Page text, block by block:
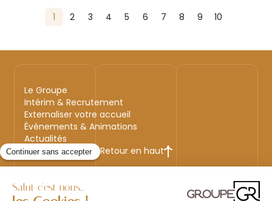
1 2 3 4 5 6 7 8 9 10
Le Groupe
Intérim & Recrutement
Externaliser votre accueil
Événements & Animations
Actualités
Retour en haut